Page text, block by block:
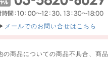
メールでのお問い合せはこちら
の商品についての商品不具合、商品